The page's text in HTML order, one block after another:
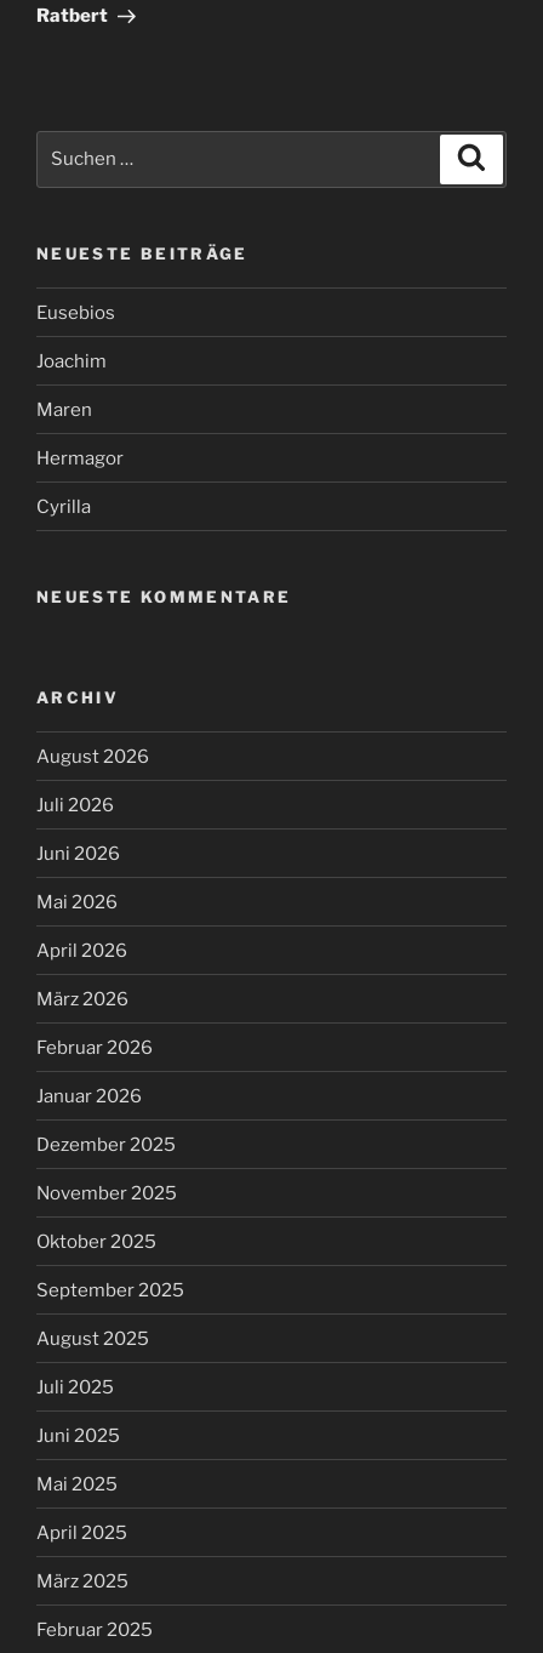
Beitrag
Ratbert
NEUESTE BEITRÄGE
Eusebios
Joachim
Maren
Hermagor
Cyrilla
NEUESTE KOMMENTARE
ARCHIV
August 2026
Juli 2026
Juni 2026
Mai 2026
April 2026
März 2026
Februar 2026
Januar 2026
Dezember 2025
November 2025
Oktober 2025
September 2025
August 2025
Juli 2025
Juni 2025
Mai 2025
April 2025
März 2025
Februar 2025